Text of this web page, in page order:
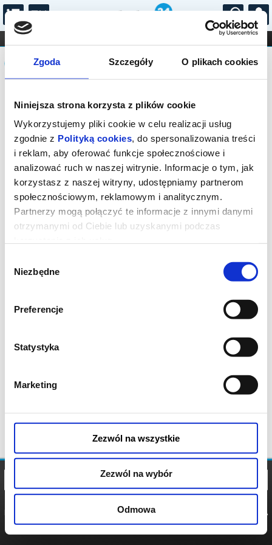
Zgoda Szczegóły O plikach cookies
Niniejsza strona korzysta z plików cookie
Wykorzystujemy pliki cookie w celu realizacji usług
zgodnie z Polityką cookies, do spersonalizowania treści
i reklam, aby oferować funkcje społecznościowe i
analizować ruch w naszej witrynie. Informacje o tym, jak
korzystasz z naszej witryny, udostępniamy partnerom
społecznościowym, reklamowym i analitycznym.
Partnerzy mogą połączyć te informacje z innymi danymi
otrzymanymi od Ciebie lub uzyskanymi podczas
zgody
Niezbędne
Preferencje
Statystyka
Marketing
Zezwól na wszystkie
Zezwól na wybór
Odmowa
...
FILHARMONIA OPERA I BALET
STAND-UP
DLA DZIECI
Komunikat
Sprzedaż on-line została zakończona,
sprawdź dostępność biletów w kasie.
POLITYKA
POLITYKA